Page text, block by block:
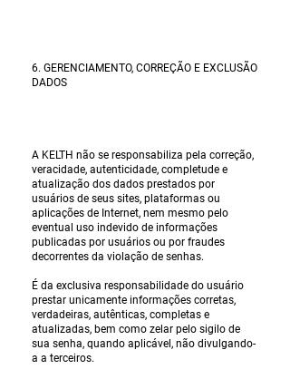
6. GERENCIAMENTO, CORREÇÃO E EXCLUSÃO
DADOS
A KELTH não se responsabiliza pela correção,
veracidade, autenticidade, completude e
atualização dos dados prestados por
usuários de seus sites, plataformas ou
aplicações de Internet, nem mesmo pelo
eventual uso indevido de informações
publicadas por usuários ou por fraudes
decorrentes da violação de senhas.
É da exclusiva responsabilidade do usuário
prestar unicamente informações corretas,
verdadeiras, autênticas, completas e
atualizadas, bem como zelar pelo sigilo de
sua senha, quando aplicável, não divulgando-
a a terceiros.